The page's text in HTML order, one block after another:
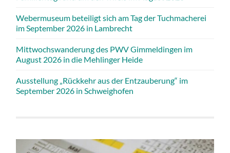
Webermuseum beteiligt sich am Tag der Tuchmacherei
im September 2026 in Lambrecht
Mittwochswanderung des PWV Gimmeldingen im
August 2026 in die Mehlinger Heide
Ausstellung „Rückkehr aus der Entzauberung“ im
September 2026 in Schweighofen